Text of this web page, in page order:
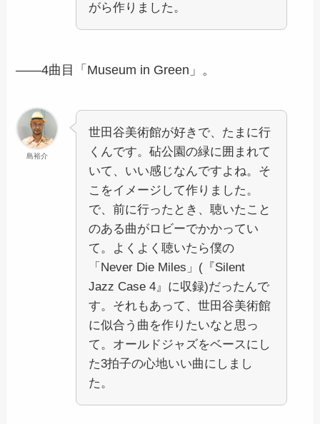
がら作りました。
――4曲目「Museum in Green」。
島裕介
世田谷美術館が好きで、たまに行
くんです。砧公園の緑に囲まれて
いて、いい感じなんですよね。そ
こをイメージして作りました。
で、前に行ったとき、聴いたこと
のある曲がロビーでかかってい
て。よくよく聴いたら僕の
「Never Die Miles」(『Silent
Jazz Case 4』に収録)だったんで
す。それもあって、世田谷美術館
に似合う曲を作りたいなと思っ
て。オールドジャズをベースにし
た3拍子の心地いい曲にしまし
た。